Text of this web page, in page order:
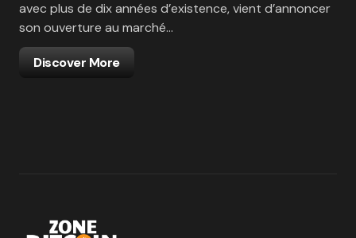
avec plus de dix années d’existence, vient d’annoncer
son ouverture au marché…
Discover More